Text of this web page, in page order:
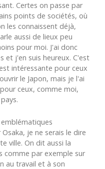
Certes on passe par
points de sociétés, où
les connaissent déjà,
aussi de lieux peu
pour moi. J'ai donc
et j'en suis heureux. C'est
intéressante pour ceux
le Japon, mais je l'ai
ceux, comme moi,
je ne serais le dire
ville. On dit aussi la
comme par exemple sur
au travail et à son